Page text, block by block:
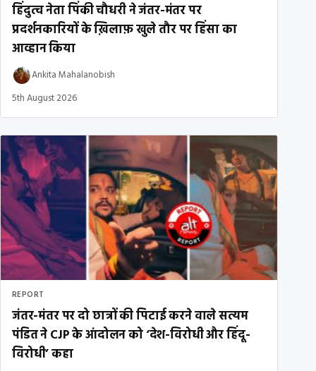
हिंदुत्व नेता पिंकी चौधरी ने जंतर-मंतर पर
प्रदर्शनकारियों के ख़िलाफ़ खुले तौर पर हिंसा का
आव्हान किया
Ankita Mahalanobish
5th August 2026
REPORT
जंतर-मंतर पर दो छात्रों की पिटाई करने वाले सत्यम
पंडित ने CJP के आंदोलन को ‘देश-विरोधी और हिंदू-
विरोधी’ कहा